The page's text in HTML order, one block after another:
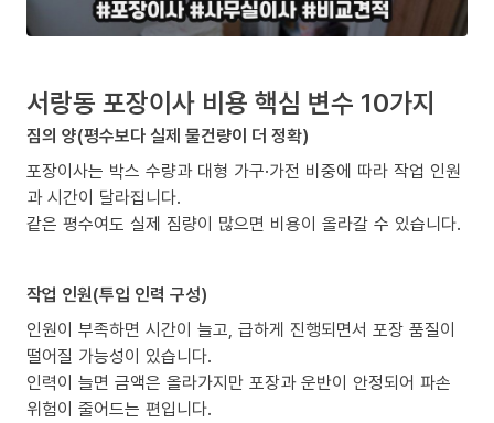
서랑동 포장이사 비용 핵심 변수 10가지
짐의 양(평수보다 실제 물건량이 더 정확)
포장이사는 박스 수량과 대형 가구·가전 비중에 따라 작업 인원
과 시간이 달라집니다.
같은 평수여도 실제 짐량이 많으면 비용이 올라갈 수 있습니다.
작업 인원(투입 인력 구성)
인원이 부족하면 시간이 늘고, 급하게 진행되면서 포장 품질이
떨어질 가능성이 있습니다.
인력이 늘면 금액은 올라가지만 포장과 운반이 안정되어 파손
위험이 줄어드는 편입니다.